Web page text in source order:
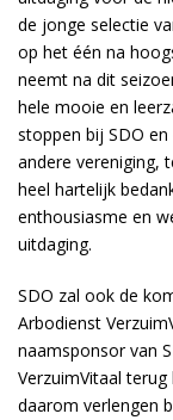
de jonge selectie
op het één na
neemt na dit
hele mooie en
stoppen bij SDO
andere vereniging,
heel hartelijk
enthousiasme en
uitdaging.
SDO zal ook de
Arbodienst
naamsponsor van
VerzuimVitaal
daarom verlengen